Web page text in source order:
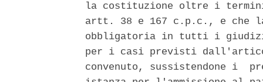
la costituzione oltre i
artt. 38 e 167 c.p.c., e che
obbligatoria in tutti i
per i casi previsti
convenuto, sussistendone i